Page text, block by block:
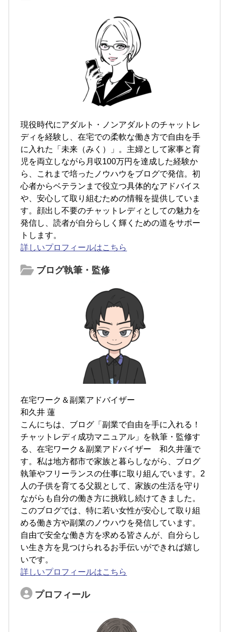
現役時代にアダルト・ノンアダルトのチャットレ
ディを経験し、在宅での柔軟な働き方で自由を手
に入れた「未来（みく）」。主婦として家事と育
児を両立しながら月収100万円を達成した経験か
ら、これまで培ったノウハウをブログで発信。初
心者からベテランまで役立つ具体的なアドバイス
や、安心して取り組むための情報を提供していま
す。顔出し不要のチャットレディとしての魅力を
発信し、読者が自分らしく輝くための道をサポー
トします。
詳しいプロフィールはこちら
ブログ執筆・監修
在宅ワーク＆副業アドバイザー
和久井 蓮
こんにちは、ブログ「副業で自由を手に入れる！
チャットレディ成功マニュアル」を執筆・監修す
る、在宅ワーク＆副業アドバイザー 和久井蓮で
す。私は地方都市で家族と暮らしながら、ブログ
執筆やフリーランスの仕事に取り組んでいます。2
人の子供を育てる父親として、家族の生活を守り
ながらも自分の働き方に挑戦し続けてきました。
このブログでは、特に若い女性が安心して取り組
める働き方や副業のノウハウを発信しています。
自由で安全な働き方を求める皆さんが、自分らし
い生き方を見つけられるお手伝いができれば嬉し
いです。
詳しいプロフィールはこちら
プロフィール